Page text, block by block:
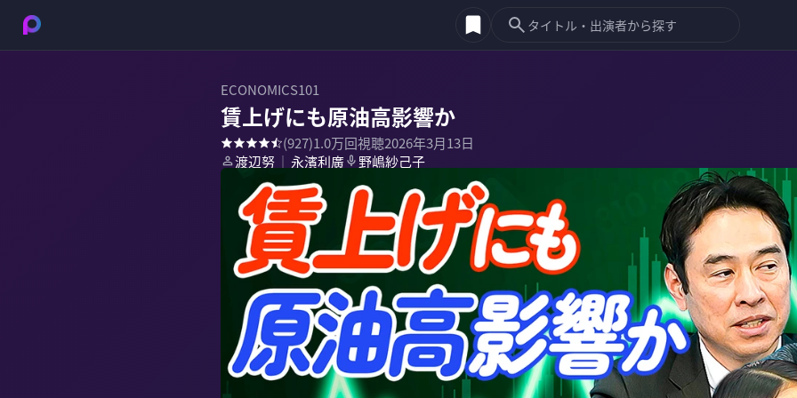
ECONOMICS101
賃上げにも原油高影響か
(927)1.0万回視聴2026年3月13日
渡辺努 ｜ 永濱利廣 野嶋紗己子